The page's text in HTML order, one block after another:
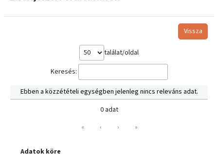
Vissza
találat/oldal
Keresés:
Ebben a közzétételi egységben jelenleg nincs releváns adat.
0 adat
«
‹ › »
Adatok köre